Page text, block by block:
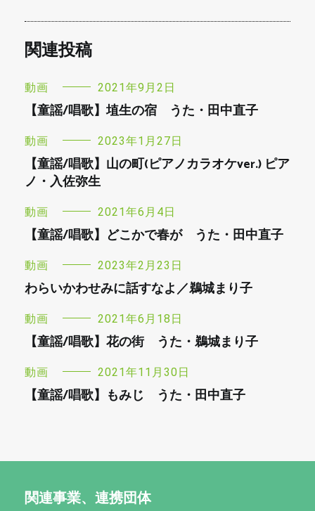
関連投稿
動画 2021年9月2日
【童謡/唱歌】埴生の宿 うた・田中直子
動画 2023年1月27日
【童謡/唱歌】山の町(ピアノカラオケver.) ピア
ノ・入佐弥生
動画 2021年6月4日
【童謡/唱歌】どこかで春が うた・田中直子
動画 2023年2月23日
わらいかわせみに話すなよ／鵜城まり子
動画 2021年6月18日
【童謡/唱歌】花の街 うた・鵜城まり子
動画 2021年11月30日
【童謡/唱歌】もみじ うた・田中直子
関連事業、連携団体